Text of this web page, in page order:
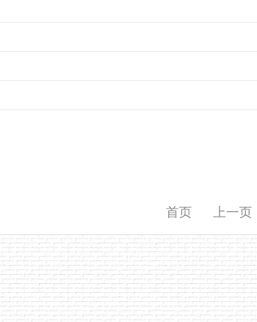
首页 上一页